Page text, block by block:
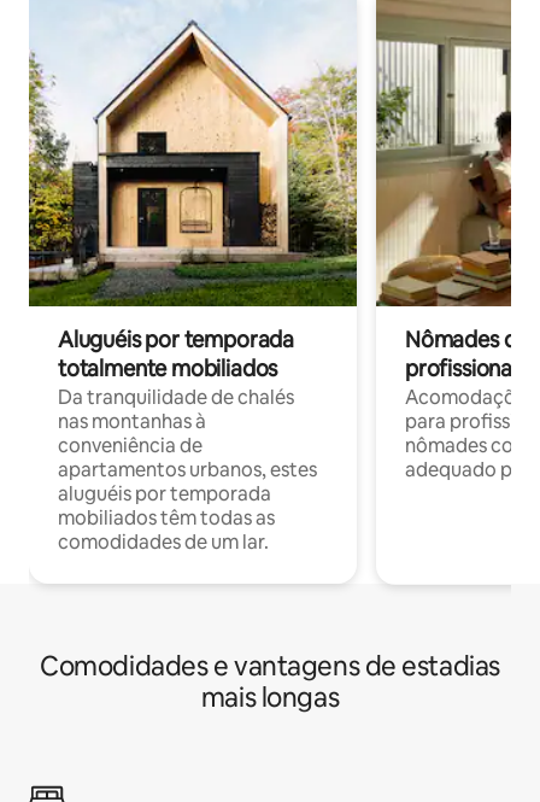
Aluguéis por temporada
totalmente mobiliados
Da tranquilidade de chalés
nas montanhas à
conveniência de
apartamentos urbanos, estes
aluguéis por temporada
mobiliados têm todas as
comodidades de um lar.
Nômades
profissionais
para
nômades com
adequado
Comodidades e vantagens de estadias
mais longas